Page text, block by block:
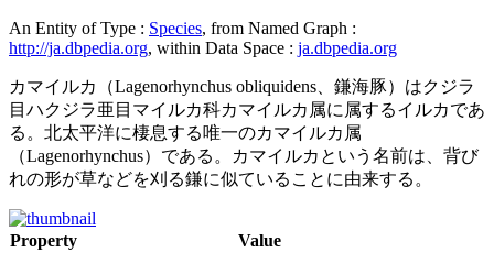
An Entity of Type : Species, from Named Graph :
http://ja.dbpedia.org, within Data Space : ja.dbpedia.org
カマイルカ（Lagenorhynchus obliquidens、鎌海豚）はクジラ
目ハクジラ亜目マイルカ科カマイルカ属に属するイルカであ
る。北太平洋に棲息する唯一のカマイルカ属
（Lagenorhynchus）である。カマイルカという名前は、背び
れの形が草などを刈る鎌に似ていることに由来する。
Property Value